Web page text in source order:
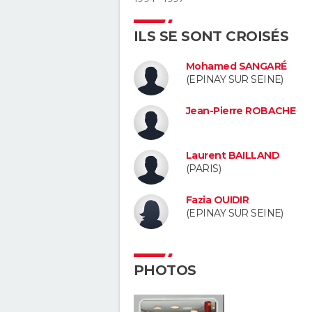
ILS SE SONT CROISÉS
Mohamed SANGARÉ
(EPINAY SUR SEINE)
Jean-Pierre ROBACHE
Laurent BAILLAND
(PARIS)
Fazia OUIDIR
(EPINAY SUR SEINE)
PHOTOS